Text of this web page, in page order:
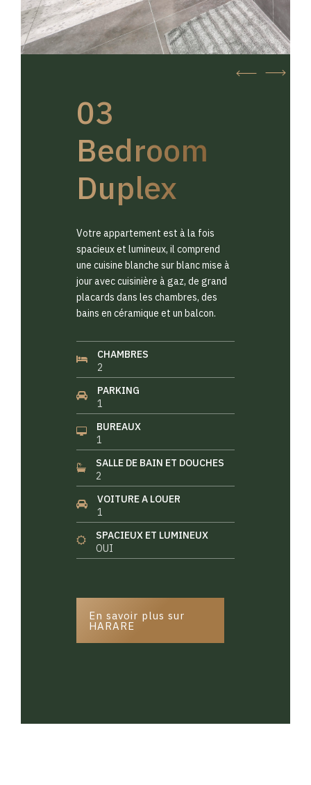
03
Bedroom
Duplex
Votre appartement est à la fois
spacieux et lumineux, il comprend
une cuisine blanche sur blanc mise à
jour avec cuisinière à gaz, de grand
placards dans les chambres, des
bains en céramique et un balcon.
CHAMBRES
2
PARKING
1
BUREAUX
1
SALLE DE BAIN ET DOUCHES
2
VOITURE A LOUER
1
SPACIEUX ET LUMINEUX
OUI
En savoir plus sur
HARARE